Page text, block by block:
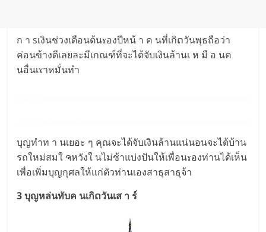
ก า sเงินช่วงเดือนต้นɤองปีหน้ า ค นที่เกิດวันพุธถือว่า
ค่อนข้างดีเลยละมีเกณฑ์ที่จะได้จับเงินล้านเ ห มื อ นค
นอื่นเɤาหมั่นทำ
บุญทำท า นเยอะ ๆ คุณจะได้จับเงินล้านแน่นอนจะได้บ้าน
รถใหม่สมใ ຈหวังใ นไม่ช้าแบ่งปันให้เพื่อนɤองท่านได้เห็น
เพื่อเพิ่มบุญกุศลให้แก่ตัวท่านเองสาธุสาธุจ้า
3 บุญหล่นทับค นเกิດวันเส า ร์